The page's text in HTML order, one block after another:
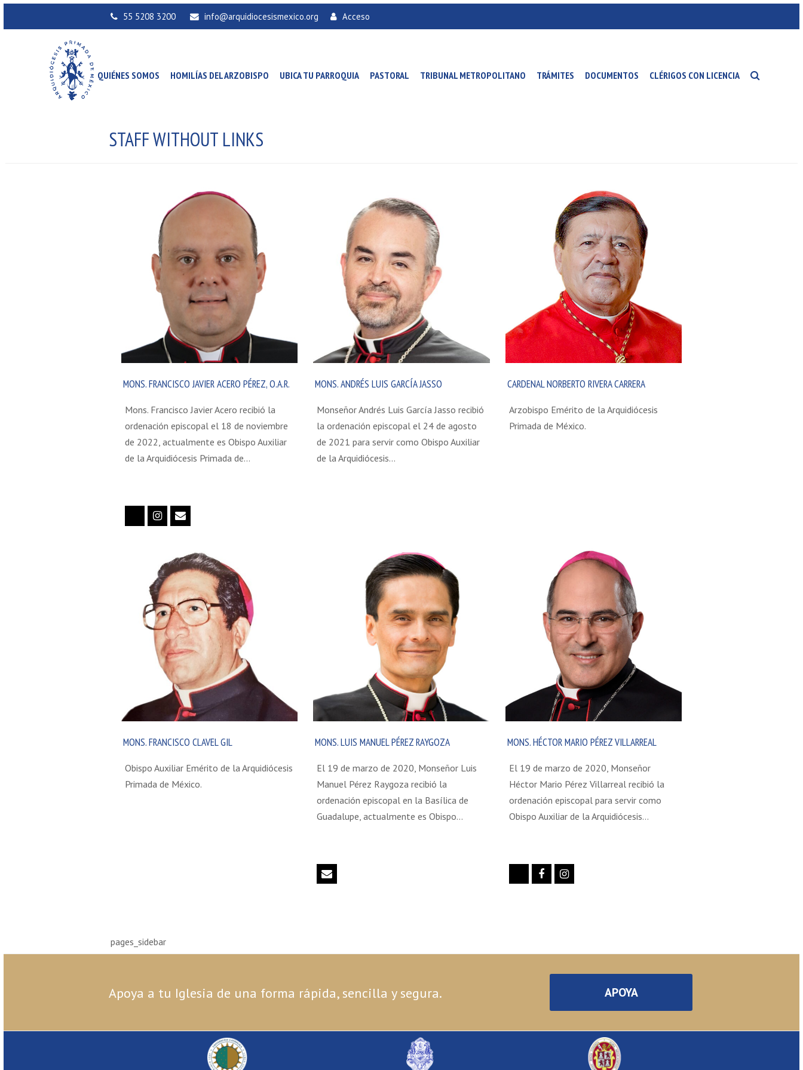
55 5208 3200 info@arquidiocesismexico.org Acceso
QUIÉNES SOMOS HOMILÍAS DEL ARZOBISPO UBICA TU PARROQUIA PASTORAL TRIBUNAL METROPOLITANO TRÁMITES DOCUMENTOS CLÉRIGOS CON LICENCIA
STAFF WITHOUT LINKS
MONS. FRANCISCO JAVIER ACERO PÉREZ, O.A.R.
Mons. Francisco Javier Acero recibió la
ordenación episcopal el 18 de noviembre
de 2022, actualmente es Obispo Auxiliar
de la Arquidiócesis Primada de…
TwitterInstagram
MONS. ANDRÉS LUIS GARCÍA JASSO
Monseñor Andrés Luis García Jasso recibió
la ordenación episcopal el 24 de agosto
de 2021 para servir como Obispo Auxiliar
de la Arquidiócesis…
CARDENAL NORBERTO RIVERA CARRERA
Arzobispo Emérito de la Arquidiócesis
Primada de México.
MONS. FRANCISCO CLAVEL GIL
Obispo Auxiliar Emérito de la Arquidiócesis
Primada de México.
MONS. LUIS MANUEL PÉREZ RAYGOZA
El 19 de marzo de 2020, Monseñor Luis
Manuel Pérez Raygoza recibió la
ordenación episcopal en la Basílica de
Guadalupe, actualmente es Obispo…
Correo
MONS. HÉCTOR MARIO PÉREZ VILLARREAL
El 19 de marzo de 2020, Monseñor
Héctor Mario Pérez Villarreal recibió la
ordenación episcopal para servir como
Obispo Auxiliar de la Arquidiócesis…
Twitter FacebookInstagram
pages_sidebar
Apoya a tu Iglesia de una forma rápida, sencilla y segura. APOYA